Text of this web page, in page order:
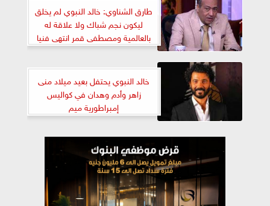
طارق الشناوي: خالد النبوي لم يخلق
ليكون نجم شباك ولا علاقة له
بالعالمية ومصطفى قمر انتهى فنيا
خالد النبوي يحتفل بعيد ميلاد منى
زاهر وأدم وهدان في كواليس
إمبراطورية ميم